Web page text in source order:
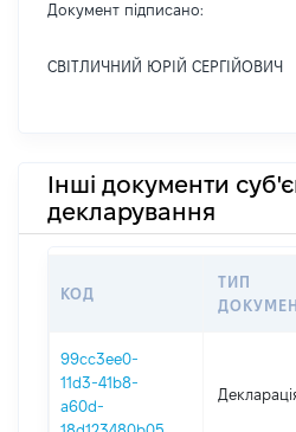
Документ підписано:
СВІТЛИЧНИЙ ЮРІЙ СЕРГІЙОВИЧ
Інші документи
декларування
КОД
ТИП
99cc3ee0-
11d3-41b8-
a60d-